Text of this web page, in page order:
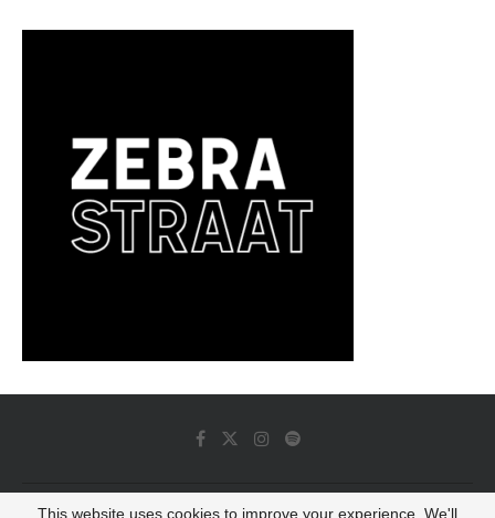
This website uses cookies to improve your experience. We'll